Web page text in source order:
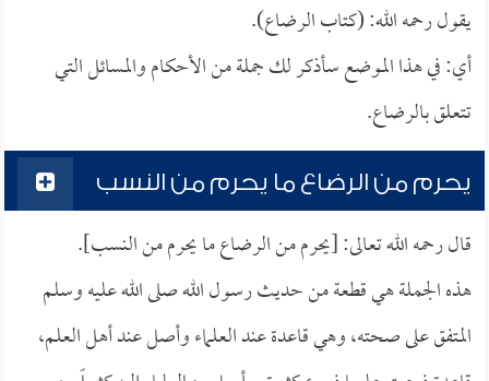
يقول رحمه الله: (كتاب الرضاع).
أي: في هذا الموضع سأذكر لك جملة من الأحكام والمسائل التي
تتعلق بالرضاع.
يحرم من الرضاع ما يحرم من النسب
قال رحمه الله تعالى: [يحرم من الرضاع ما يحرم من النسب].
هذه الجملة هي قطعة من حديث رسول الله صلى الله عليه وسلم
المتفق على صحته، وهي قاعدة عند العلماء وأصل عند أهل العلم،